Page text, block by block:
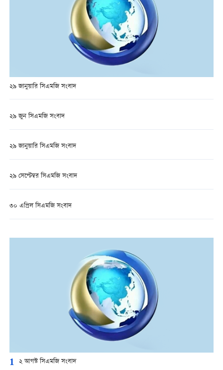
২৯ জানুয়ারি সিএমজি সংবাদ
২৯ জুন সিএমজি সংবাদ
২৯ জানুয়ারি সিএমজি সংবাদ
২৯ সেপ্টেম্বর সিএমজি সংবাদ
৩০ এপ্রিল সিএমজি সংবাদ
1 ২ আগস্ট সিএমজি সংবাদ